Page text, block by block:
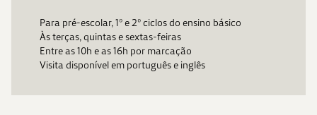
Para pré-escolar, 1º e 2º ciclos do ensino básico
Às terças, quintas e sextas-feiras
Entre as 10h e as 16h por marcação
Visita disponível em português e inglês